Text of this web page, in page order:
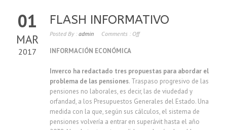
01
MAR
2017
FLASH INFORMATIVO
Posted By : admin Comments : Off
INFORMACIÓN ECONÓMICA
Inverco ha redactado tres propuestas para abordar el
problema de las pensiones. Traspaso progresivo de las
pensiones no laborales, es decir, las de viudedad y
orfandad, a los Presupuestos Generales del Estado. Una
medida con la que, según sus cálculos, el sistema de
pensiones volvería a entrar en superávit hasta el año